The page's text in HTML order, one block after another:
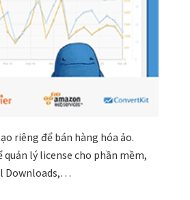
riêng để bán hàng hóa ảo.
quản lý license cho phần mềm,
Downloads,…